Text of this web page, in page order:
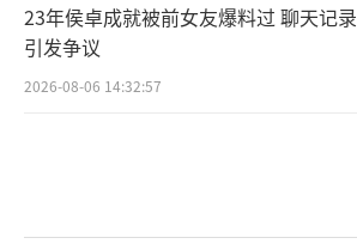
23年侯卓成就被前女友爆料过 聊天记录
引发争议
2026-08-06 14:32:57